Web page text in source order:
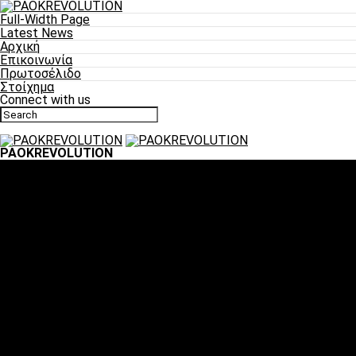
Full-Width Page
Latest News
Αρχική
Επικοινωνία
Πρωτοσέλιδο
Στοίχημα
Connect with us
PAOKREVOLUTION